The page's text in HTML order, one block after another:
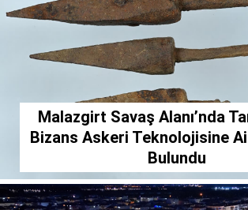
METEOROLOJI
Malazgirt Savaş Alanı’nda
Bizans Askeri Teknolojisine
Bulundu